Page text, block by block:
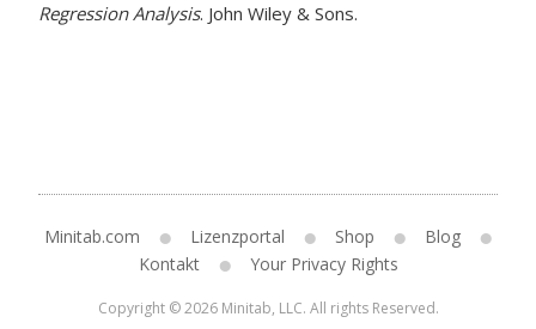
Regression Analysis. John Wiley & Sons.
Minitab.com Lizenzportal Shop
Blog
Kontakt
Your Privacy Rights
Copyright © 2026 Minitab, LLC. All rights Reserved.